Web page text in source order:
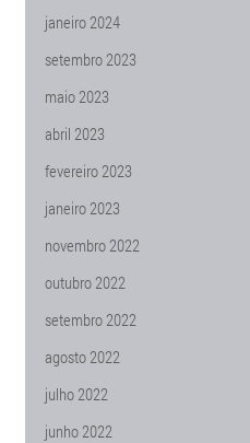
janeiro 2024
setembro 2023
maio 2023
abril 2023
fevereiro 2023
janeiro 2023
novembro 2022
outubro 2022
setembro 2022
agosto 2022
julho 2022
junho 2022